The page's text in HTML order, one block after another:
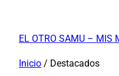
contenido
EL OTRO SAMU – MIS
Inicio / Destacados